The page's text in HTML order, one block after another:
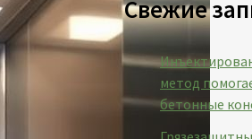
Свежие
метод
бетонные